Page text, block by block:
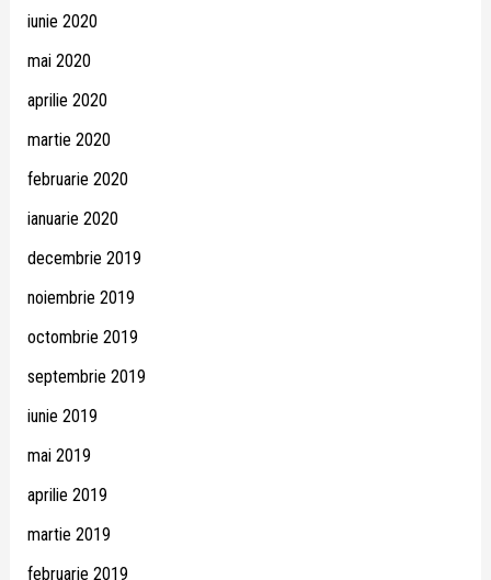
iunie 2020
mai 2020
aprilie 2020
martie 2020
februarie 2020
ianuarie 2020
decembrie 2019
noiembrie 2019
octombrie 2019
septembrie 2019
iunie 2019
mai 2019
aprilie 2019
martie 2019
februarie 2019